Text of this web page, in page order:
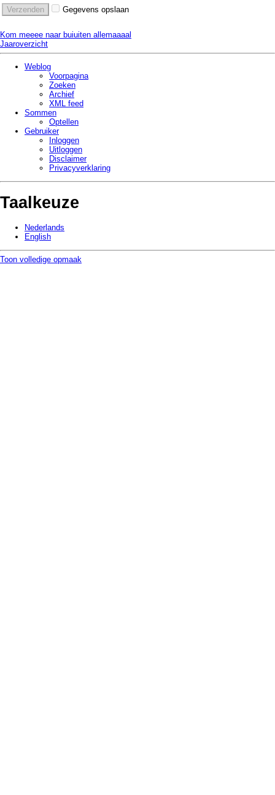
Gegevens opslaan
Kom meeee naar buiuiten allemaaaal
Jaaroverzicht
Weblog
Voorpagina
Zoeken
Archief
XML feed
Sommen
Optellen
Gebruiker
Inloggen
Uitloggen
Disclaimer
Privacy­verklaring
Taalkeuze
Nederlands
English
Toon volledige opmaak